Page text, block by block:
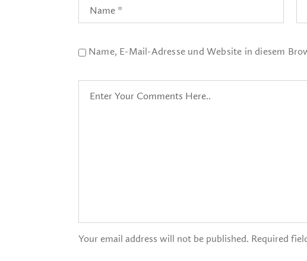
Name, E-Mail-Adresse und Website in diesem
Your email address will not be published. Required